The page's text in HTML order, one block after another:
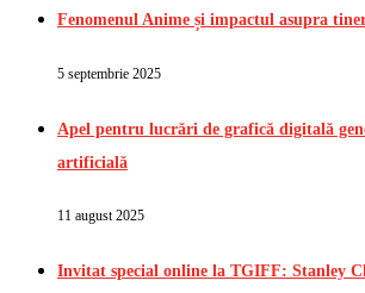
Fenomenul Anime și impactul asupra
5 septembrie 2025
Apel pentru lucrări de grafică digitală
artificială
11 august 2025
Invitat special online la TGIFF: Stanley